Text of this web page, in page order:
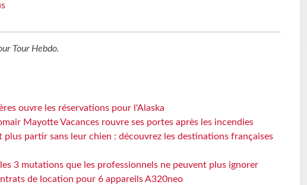
Tour Hebdo.
ouvre les réservations pour l'Alaska
Mayotte Vacances rouvre ses portes après les incendies
plus partir sans leur chien : découvrez les destinations françaises
3 mutations que les professionnels ne peuvent plus ignorer
de location pour 6 appareils A320neo